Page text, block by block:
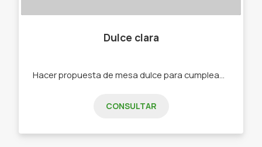
Dulce clara
CONSULTAR